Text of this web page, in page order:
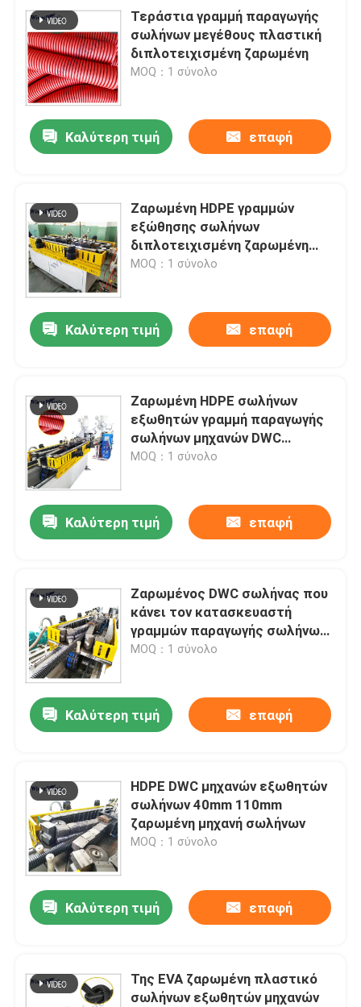
Προϊόντα
Τεράστια γραμμή παραγωγής
σωλήνων μεγέθους πλαστική
διπλοτειχισμένη ζαρωμένη
MOQ：1 σύνολο
Καλύτερη τιμή επαφή
Ζαρωμένη HDPE γραμμών
εξώθησης σωλήνων
διπλοτειχισμένη ζαρωμένη
μηχανή σωλήνων
MOQ：1 σύνολο
Καλύτερη τιμή επαφή
Ζαρωμένη HDPE σωλήνων
εξωθητών γραμμή παραγωγής
σωλήνων μηχανών DWC
διπλοτειχισμένη ζαρωμένη
MOQ：1 σύνολο
Καλύτερη τιμή επαφή
Ζαρωμένος DWC σωλήνας που
κάνει τον κατασκευαστή
γραμμών παραγωγής σωλήνων
μηχανών DWC
MOQ：1 σύνολο
Καλύτερη τιμή επαφή
HDPE DWC μηχανών εξωθητών
σωλήνων 40mm 110mm
ζαρωμένη μηχανή σωλήνων
MOQ：1 σύνολο
Καλύτερη τιμή επαφή
Της EVA ζαρωμένη πλαστικό
σωλήνων εξωθητών μηχανών